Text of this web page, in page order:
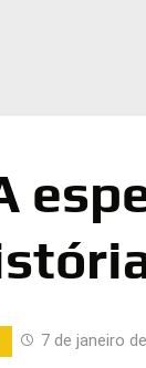
7 de janeiro